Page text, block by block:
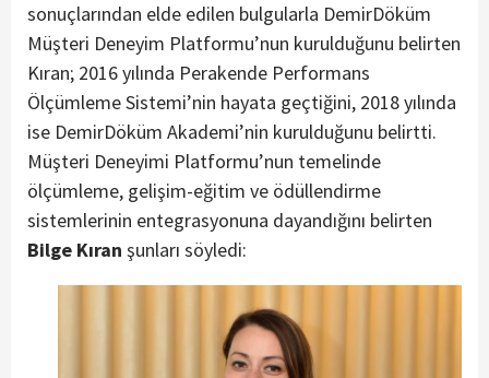
sonuçlarından elde edilen bulgularla DemirDöküm
Müşteri Deneyim Platformu’nun kurulduğunu belirten
Kıran; 2016 yılında Perakende Performans
Ölçümleme Sistemi’nin hayata geçtiğini, 2018 yılında
ise DemirDöküm Akademi’nin kurulduğunu belirtti.
Müşteri Deneyimi Platformu’nun temelinde
ölçümleme, gelişim-eğitim ve ödüllendirme
sistemlerinin entegrasyonuna dayandığını belirten
Bilge Kıran şunları söyledi: